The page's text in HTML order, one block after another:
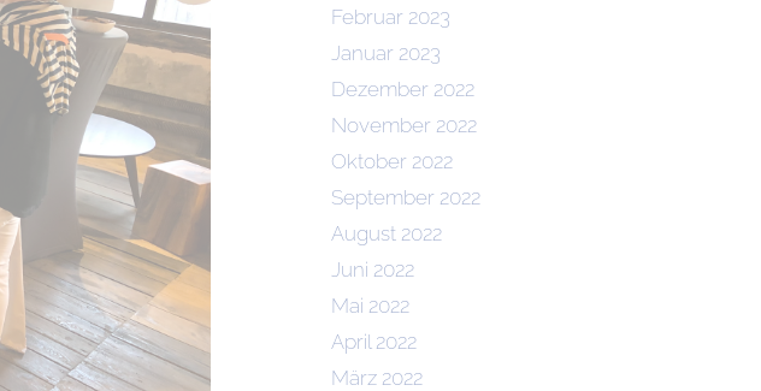
Februar 2023
Januar 2023
Dezember 2022
November 2022
Oktober 2022
September 2022
August 2022
Juni 2022
Mai 2022
April 2022
März 2022